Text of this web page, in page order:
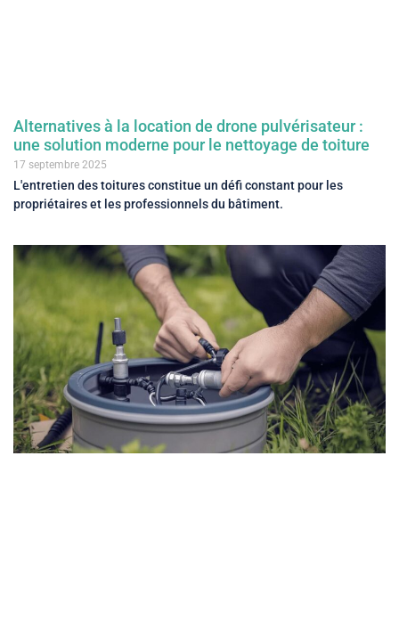
Alternatives à la location de drone pulvérisateur :
une solution moderne pour le nettoyage de toiture
17 septembre 2025
L'entretien des toitures constitue un défi constant pour les
propriétaires et les professionnels du bâtiment.